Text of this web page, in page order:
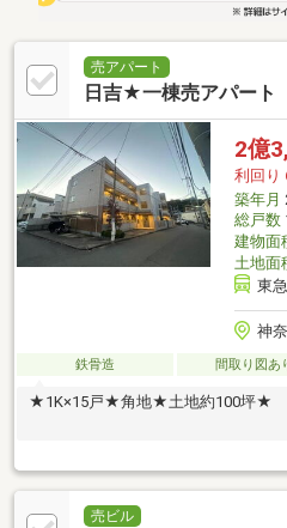
売アパート
日吉★一棟売アパート
2億
利回り
築年月
総戸数
建物面
土地面
東
神
鉄骨造 間取り図あ
★1K×15戸★角地★土地約100坪★
売ビル